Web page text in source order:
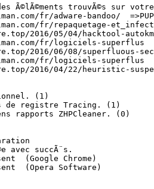
Ã©lÃ©ments trouvÃ©s sur
fr/adware-bandoo/
fr/repaquetage-
2016/05/04/hacktool-
fr/logiciels-superflus
2016/06/08/superfluous-
fr/logiciels-superflus
2016/04/22/heuristic-
(1)
de registre Tracing. (1)
rapports ZHPCleaner. (0)
avec succÃ¨s.
(Google Chrome)
(Opera Software)